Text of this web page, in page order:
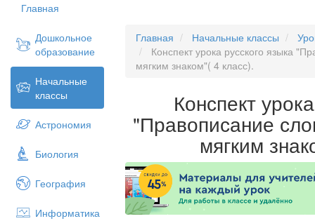
Главная
Дошкольное
образование
Начальные
классы
Астрономия
Биология
География
Информатика
Главная Начальные классы
Конспект урока русского языка
мягким знаком"( 4 класс).
Конспект
"Правописание
мягким